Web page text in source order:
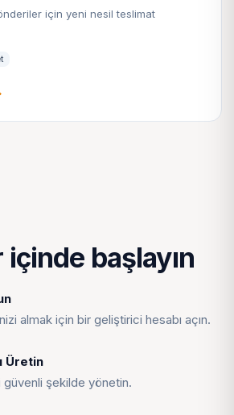
için yeni nesil teslimat
başlayın
almak için bir geliştirici hesabı açın.
Üretin
güvenli şekilde yönetin.